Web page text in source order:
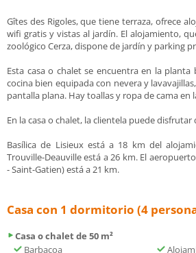
Gîtes des Rigoles, que tiene terraza, ofrece
wifi gratis y vistas al jardín. El alojamiento,
zoológico Cerza, dispone de jardín y parking
Esta casa o chalet se encuentra en la
cocina bien equipada con nevera y
pantalla plana. Hay toallas y ropa de cama en
En la casa o chalet, la clientela puede disfrutar
Basílica de Lisieux está a 18 km del
Trouville-Deauville está a 26 km. El
- Saint-Gatien) está a 21 km.
Casa con 1 dormitorio (4
Casa o chalet de 50 m²
Barbacoa